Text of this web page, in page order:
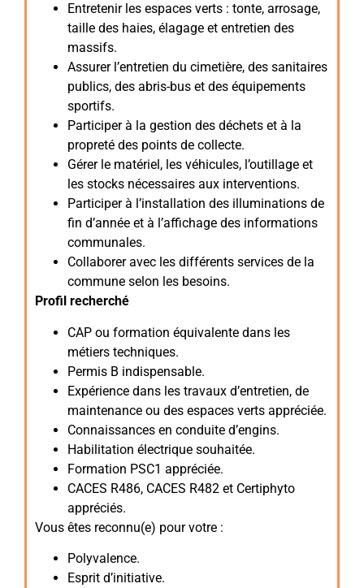
Entretenir les espaces verts : tonte, arrosage,
taille des haies, élagage et entretien des
massifs.
Assurer l’entretien du cimetière, des sanitaires
publics, des abris-bus et des équipements
sportifs.
Participer à la gestion des déchets et à la
propreté des points de collecte.
Gérer le matériel, les véhicules, l’outillage et
les stocks nécessaires aux interventions.
Participer à l’installation des illuminations de
fin d’année et à l’affichage des informations
communales.
Collaborer avec les différents services de la
commune selon les besoins.
Profil recherché
CAP ou formation équivalente dans les
métiers techniques.
Permis B indispensable.
Expérience dans les travaux d’entretien, de
maintenance ou des espaces verts appréciée.
Connaissances en conduite d’engins.
Habilitation électrique souhaitée.
Formation PSC1 appréciée.
CACES R486, CACES R482 et Certiphyto
appréciés.
Vous êtes reconnu(e) pour votre :
Polyvalence.
Esprit d’initiative.